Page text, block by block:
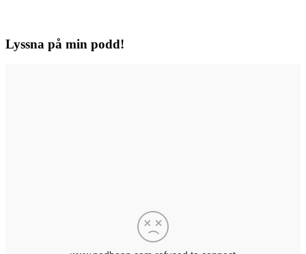
Lyssna på min podd!